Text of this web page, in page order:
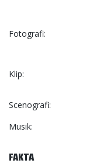
Fotografi
Klip
Scenografi
Musik
FAKTA